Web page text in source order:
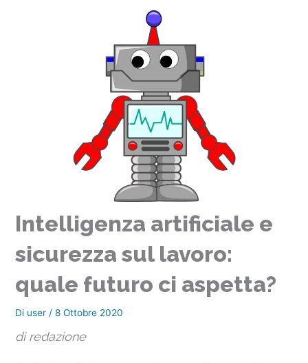
Intelligenza artificiale e
sicurezza sul lavoro:
quale futuro ci aspetta?
Di user /8 Ottobre 2020
di redazione